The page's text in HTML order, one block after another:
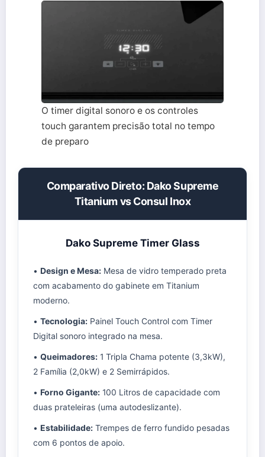
O timer digital sonoro e os controles
touch garantem precisão total no tempo
de preparo
Comparativo Direto: Dako Supreme
Titanium vs Consul Inox
Dako Supreme Timer Glass
• Design e Mesa: Mesa de vidro temperado preta
com acabamento do gabinete em Titanium
moderno.
• Tecnologia: Painel Touch Control com Timer
Digital sonoro integrado na mesa.
• Queimadores: 1 Tripla Chama potente (3,3kW),
2 Família (2,0kW) e 2 Semirrápidos.
• Forno Gigante: 100 Litros de capacidade com
duas prateleiras (uma autodeslizante).
• Estabilidade: Trempes de ferro fundido pesadas
com 6 pontos de apoio.